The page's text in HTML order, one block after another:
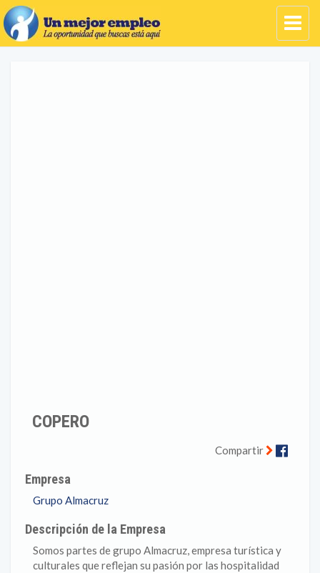
COPERO
Compartir
Empresa
Grupo Almacruz
Descripción de la Empresa
Somos partes de grupo Almacruz, empresa turística y
culturales que reflejan su pasión por las hospitalidad